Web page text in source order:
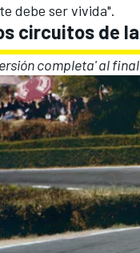
debe ser vivida".
circuitos de
completa' al